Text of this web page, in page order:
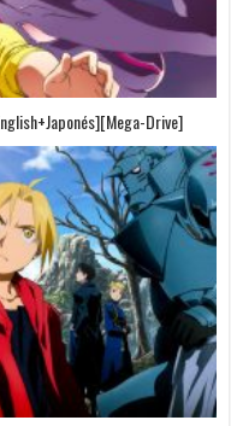
Drive]